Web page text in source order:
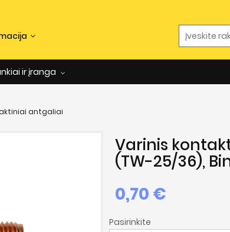
ir įranga
antgaliai
Varinis
(TW-25/36),
0,70 €
Pasirinkite